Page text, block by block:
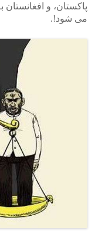
پاکستان، و افغانستان
می شود!.